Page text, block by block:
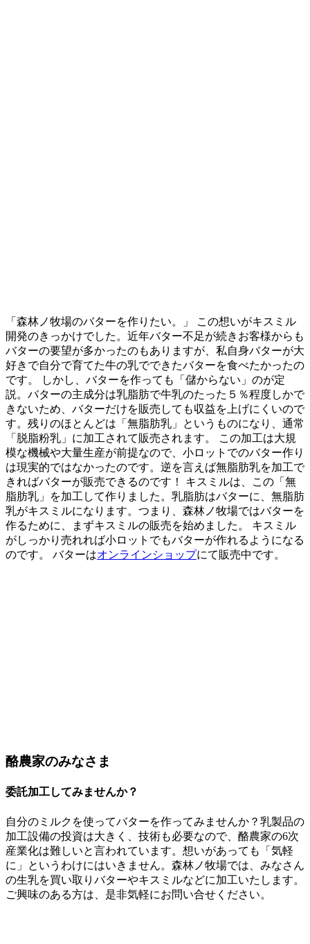
「森林ノ牧場のバターを作りたい。」 この想いがキスミル
開発のきっかけでした。近年バター不足が続きお客様からも
バターの要望が多かったのもありますが、私自身バターが大
好きで自分で育てた牛の乳でできたバターを食べたかったの
です。 しかし、バターを作っても「儲からない」のが定
説。バターの主成分は乳脂肪で牛乳のたった５％程度しかで
きないため、バターだけを販売しても収益を上げにくいので
す。残りのほとんどは「無脂肪乳」というものになり、通常
「脱脂粉乳」に加工されて販売されます。 この加工は大規
模な機械や大量生産が前提なので、小ロットでのバター作り
は現実的ではなかったのです。逆を言えば無脂肪乳を加工で
きればバターが販売できるのです！ キスミルは、この「無
脂肪乳」を加工して作りました。乳脂肪はバターに、無脂肪
乳がキスミルになります。つまり、森林ノ牧場ではバターを
作るために、まずキスミルの販売を始めました。 キスミル
がしっかり売れれば小ロットでもバターが作れるようになる
のです。 バターはオンラインショップにて販売中です。
酪農家のみなさま
委託加工してみませんか？
自分のミルクを使ってバターを作ってみませんか？乳製品の
加工設備の投資は大きく、技術も必要なので、酪農家の6次
産業化は難しいと言われています。想いがあっても「気軽
に」というわけにはいきません。森林ノ牧場では、みなさん
の生乳を買い取りバターやキスミルなどに加工いたします。
ご興味のある方は、是非気軽にお問い合せください。